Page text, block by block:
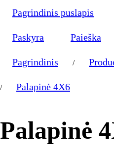
Pagrindinis puslapis
Paskyra Paieška
Pagrindinis /
/ Palapinė 4X6
Palapinė